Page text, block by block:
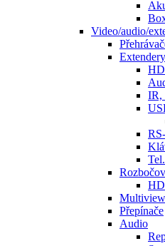
Video/audio/
Extendery
IR,
Přepínače
Audio